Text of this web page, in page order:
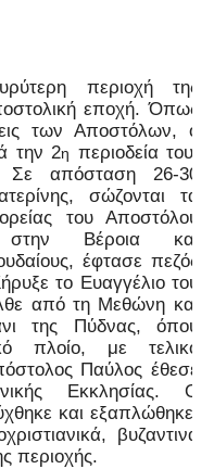
περιοχή της
εποχή. Όπως
των Αποστόλων, ο
την 2η περιοδεία του,
απόσταση 26-30
σώζονται τα
του Αποστόλου
στην Βέροια και
έφτασε πεζός
το Ευαγγέλιο του
από τη Μεθώνη και
της Πύδνας, όπου
πλοίο, με τελικό
Παύλος έθεσε
Εκκλησίας. Ο
και εξαπλώθηκε,
βυζαντινά
περιοχής.